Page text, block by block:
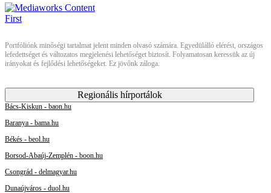
Portfóliónk minőségi tartalmat jelent minden olvasó számára. Egyedülálló elérést, országos
lefedettséget és változatos megjelenési lehetőséget biztosít. Folyamatosan keressük az új
irányokat és fejlődési lehetőségeket. Ez jövőnk záloga.
Regionális hírportálok
Bács-Kiskun - baon.hu
Baranya - bama.hu
Békés - beol.hu
Borsod-Abaúj-Zemplén - boon.hu
Csongrád - delmagyar.hu
Dunaújváros - duol.hu